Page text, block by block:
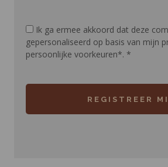
Ik ga ermee akkoord dat deze
gepersonaliseerd op basis van mijn
persoonlijke voorkeuren*. *
REGISTREER